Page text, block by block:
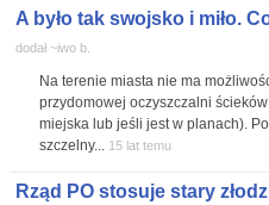
A było tak swojsko i miło.
dodał ~iwo b.
Na terenie miasta nie ma
przydomowej oczyszczalni
miejska lub jeśli jest w planach).
szczelny... 15 lat temu
Rząd PO stosuje stary